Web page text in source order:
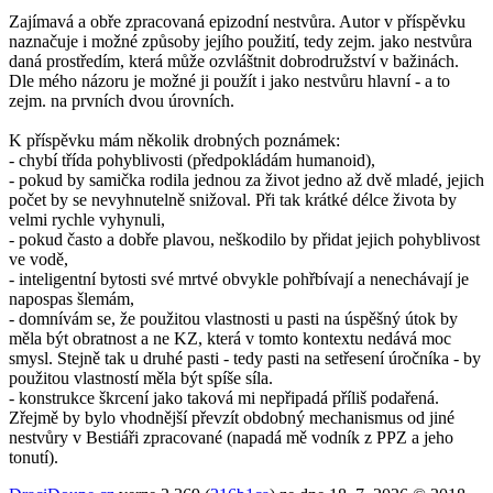
Zajímavá a obře zpracovaná epizodní nestvůra. Autor v příspěvku
naznačuje i možné způsoby jejího použití, tedy zejm. jako nestvůra
daná prostředím, která může ozvláštnit dobrodružství v bažinách.
Dle mého názoru je možné ji použít i jako nestvůru hlavní - a to
zejm. na prvních dvou úrovních.
K příspěvku mám několik drobných poznámek:
- chybí třída pohyblivosti (předpokládám humanoid),
- pokud by samička rodila jednou za život jedno až dvě mladé, jejich
počet by se nevyhnutelně snižoval. Při tak krátké délce života by
velmi rychle vyhynuli,
- pokud často a dobře plavou, neškodilo by přidat jejich pohyblivost
ve vodě,
- inteligentní bytosti své mrtvé obvykle pohřbívají a nenechávají je
napospas šlemám,
- domnívám se, že použitou vlastnosti u pasti na úspěšný útok by
měla být obratnost a ne KZ, která v tomto kontextu nedává moc
smysl. Stejně tak u druhé pasti - tedy pasti na setřesení úročníka - by
použitou vlastností měla být spíše síla.
- konstrukce škrcení jako taková mi nepřipadá příliš podařená.
Zřejmě by bylo vhodnější převzít obdobný mechanismus od jiné
nestvůry v Bestiáři zpracované (napadá mě vodník z PPZ a jeho
tonutí).